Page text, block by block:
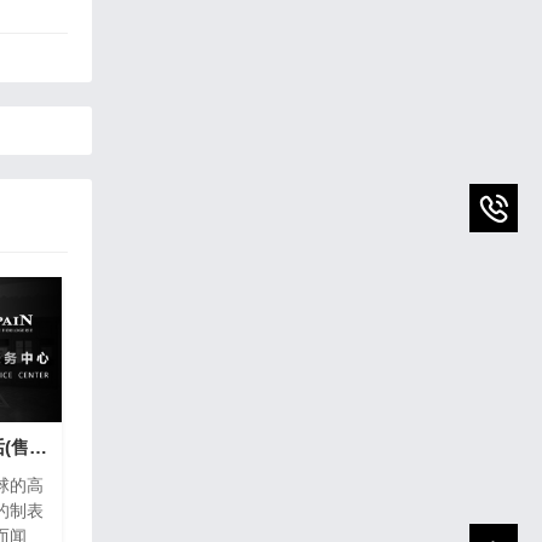
宝珀手表维修热线电话(售后服务专线)
的高
制表
闻